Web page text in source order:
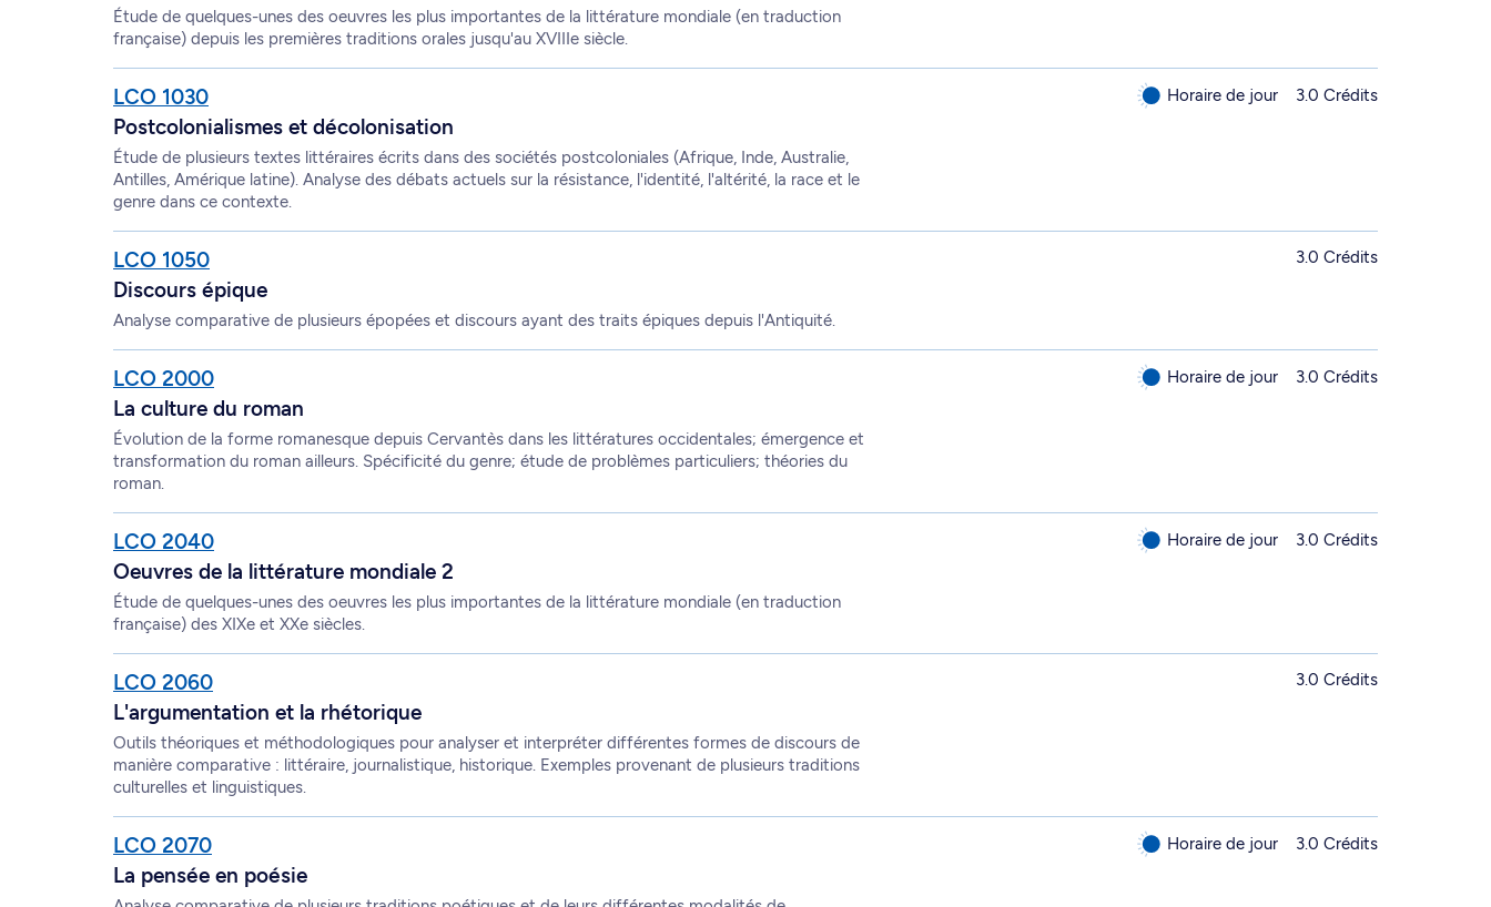
Étude de quelques-unes des oeuvres les plus importantes de la littérature mondiale (en traduction
française) depuis les premières traditions orales jusqu'au XVIIIe siècle.
LCO 1030
Postcolonialismes et décolonisation
Étude de plusieurs textes littéraires écrits dans des sociétés postcoloniales (Afrique, Inde, Australie,
Antilles, Amérique latine). Analyse des débats actuels sur la résistance, l'identité, l'altérité, la race et le
genre dans ce contexte.
Horaire de jour 3.0 Crédits
LCO 1050
Discours épique
Analyse comparative de plusieurs épopées et discours ayant des traits épiques depuis l'Antiquité.
3.0 Crédits
LCO 2000
La culture du roman
Évolution de la forme romanesque depuis Cervantès dans les littératures occidentales; émergence et
transformation du roman ailleurs. Spécificité du genre; étude de problèmes particuliers; théories du
roman.
Horaire de jour 3.0 Crédits
LCO 2040
Oeuvres de la littérature mondiale 2
Étude de quelques-unes des oeuvres les plus importantes de la littérature mondiale (en traduction
française) des XIXe et XXe siècles.
Horaire de jour 3.0 Crédits
LCO 2060
L'argumentation et la rhétorique
Outils théoriques et méthodologiques pour analyser et interpréter différentes formes de discours de
manière comparative : littéraire, journalistique, historique. Exemples provenant de plusieurs traditions
culturelles et linguistiques.
3.0 Crédits
LCO 2070
La pensée en poésie
Horaire de jour 3.0 Crédits